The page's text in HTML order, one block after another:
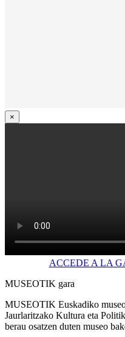
×
ACCEDE A LA
MUSEOTIK gara
MUSEOTIK Euskadiko
Jaurlaritzako Kultura eta
berau osatzen duten museo